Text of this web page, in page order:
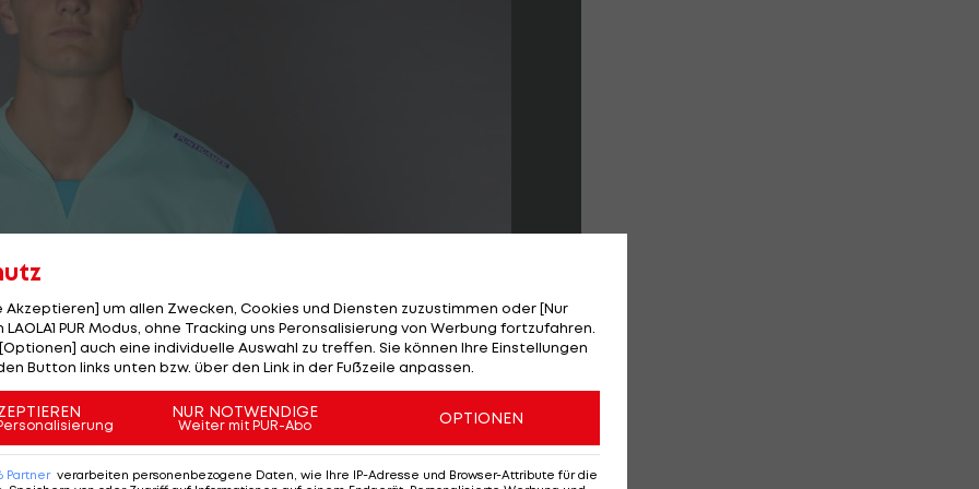
5/37 Foto: GEPA
Akzeptieren] um allen Zwecken, Cookies und Diensten zuzustimmen oder [Nur
PUR Modus, ohne Tracking uns Peronsalisierung von Werbung fortzufahren.
auch eine individuelle Auswahl zu treffen. Sie können Ihre Einstellungen
Button links unten bzw. über den Link in der Fußzeile anpassen.
NUR NOTWENDIGE
Weiter mit PUR-Abo OPTIONEN
Partner verarbeiten personenbezogene Daten, wie Ihre IP-Adresse und Browser-Attribute für die